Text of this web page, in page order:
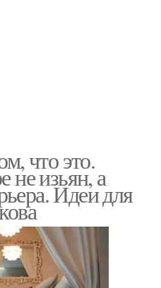
что это.
не изьян, а
Идеи для